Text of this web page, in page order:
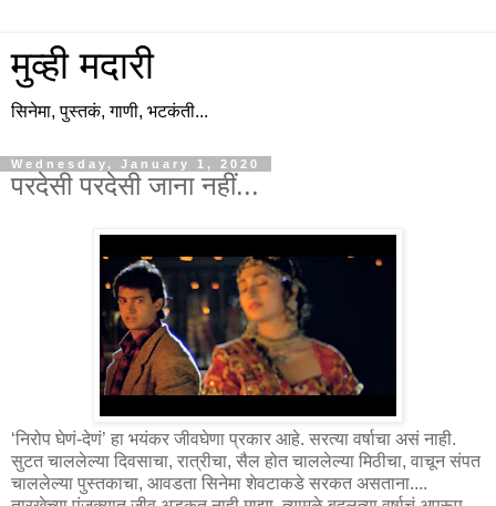
मुव्ही मदारी
सिनेमा, पुस्तकं, गाणी, भटकंती...
Wednesday, January 1, 2020
परदेसी परदेसी जाना नहीं...
‘निरोप घेणं-देणं’ हा भयंकर जीवघेणा प्रकार आहे. सरत्या वर्षाचा असं नाही.
सुटत चाललेल्या दिवसाचा, रात्रीचा, सैल होत चाललेल्या मिठीचा, वाचून संपत
चाललेल्या पुस्तकाचा, आवडता सिनेमा शेवटाकडे सरकत असताना....